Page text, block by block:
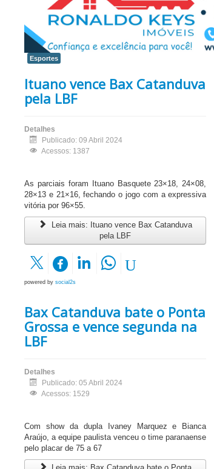
Esportes
Ituano vence Bax Catanduva
pela LBF
Detalhes
Publicado: 09 Abril 2024
Acessos: 1387
As parciais foram Ituano Basquete 23×18, 24×08,
28×13 e 21×16, fechando o jogo com a expressiva
vitória por 96×55.
Leia mais: Ituano vence Bax Catanduva
pela LBF
powered by social2s
Bax Catanduva bate o Ponta
Grossa e vence segunda na
LBF
Detalhes
Publicado: 05 Abril 2024
Acessos: 1529
Com show da dupla Ivaney Marquez e Bianca
Araújo, a equipe paulista venceu o time paranaense
pelo placar de 75 a 67